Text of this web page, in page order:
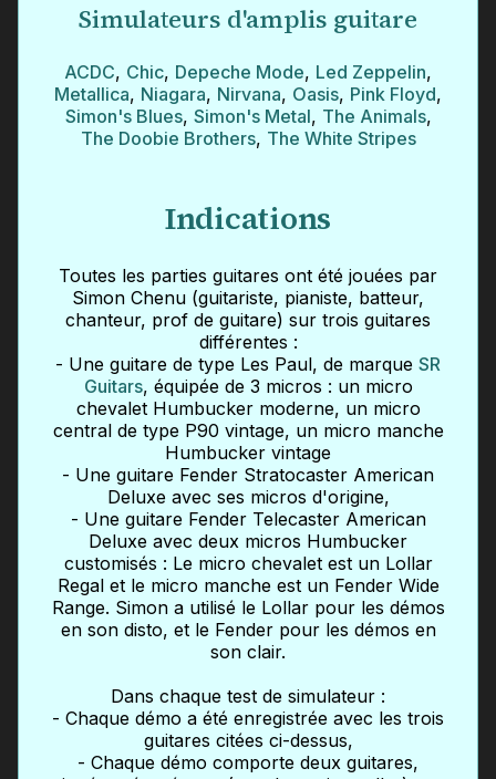
Simulateurs d'amplis guitare
ACDC, Chic, Depeche Mode, Led Zeppelin,
Metallica, Niagara, Nirvana, Oasis, Pink Floyd,
Simon's Blues, Simon's Metal, The Animals,
The Doobie Brothers, The White Stripes
Indications
Toutes les parties guitares ont été jouées par
Simon Chenu (guitariste, pianiste, batteur,
chanteur, prof de guitare) sur trois guitares
différentes :
- Une guitare de type Les Paul, de marque SR
Guitars, équipée de 3 micros : un micro
chevalet Humbucker moderne, un micro
central de type P90 vintage, un micro manche
Humbucker vintage
- Une guitare Fender Stratocaster American
Deluxe avec ses micros d'origine,
- Une guitare Fender Telecaster American
Deluxe avec deux micros Humbucker
customisés : Le micro chevalet est un Lollar
Regal et le micro manche est un Fender Wide
Range. Simon a utilisé le Lollar pour les démos
en son disto, et le Fender pour les démos en
son clair.
Dans chaque test de simulateur :
- Chaque démo a été enregistrée avec les trois
guitares citées ci-dessus,
- Chaque démo comporte deux guitares,